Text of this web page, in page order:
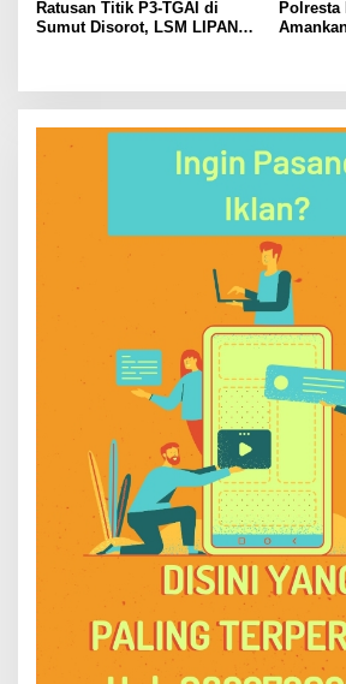
Ratusan Titik P3-TGAI di
Sumut Disorot, LSM LIPAN
Polresta